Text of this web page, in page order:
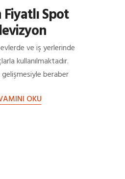
Spot
ve iş yerlerinde
kullanılmaktadır.
beraber
Günümüzde sıfır bir
OKU